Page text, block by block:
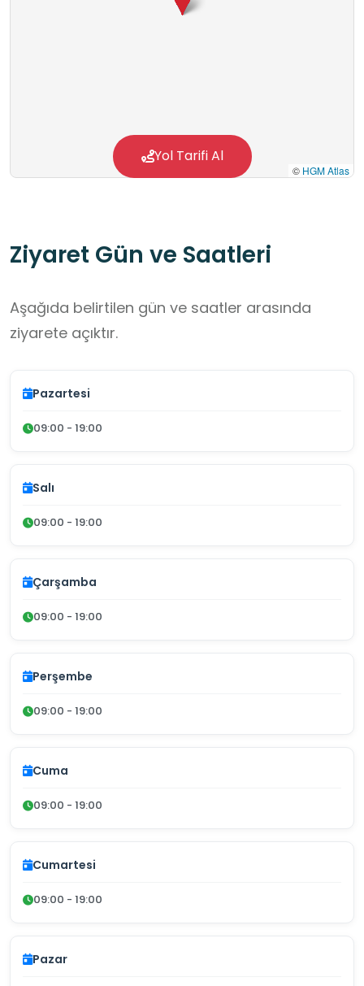
© HGM Atlas
Yol Tarifi Al
Ziyaret Gün ve Saatleri
Aşağıda belirtilen gün ve saatler arasında
ziyarete açıktır.
Pazartesi
09:00 - 19:00
Salı
09:00 - 19:00
Çarşamba
09:00 - 19:00
Perşembe
09:00 - 19:00
Cuma
09:00 - 19:00
Cumartesi
09:00 - 19:00
Pazar